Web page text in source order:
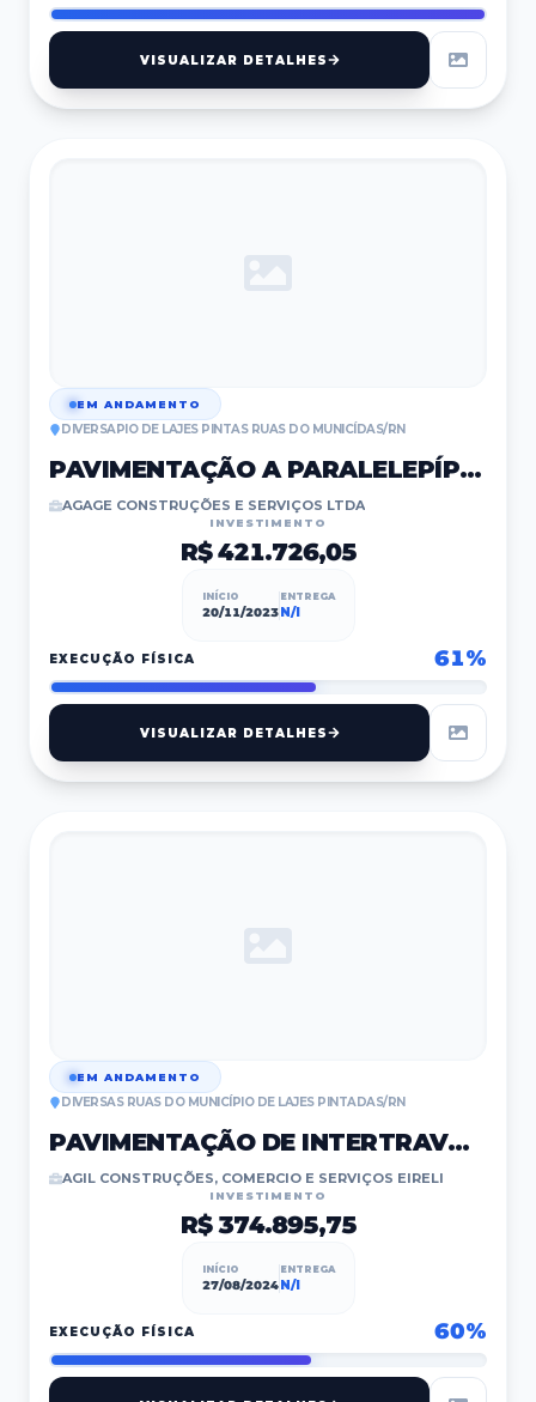
VISUALIZAR DETALHES
EM ANDAMENTO
DIVERSAPIO DE LAJES PINTAS RUAS DO MUNICÍDAS/RN
PAVIMENTAÇÃO A PARALELEPÍPEDO
AGAGE CONSTRUÇÕES E SERVIÇOS LTDA
INVESTIMENTO
R$ 421.726,05
INÍCIO
20/11/2023
ENTREGA
N/I
EXECUÇÃO FÍSICA 61%
VISUALIZAR DETALHES
EM ANDAMENTO
DIVERSAS RUAS DO MUNICÍPIO DE LAJES PINTADAS/RN
PAVIMENTAÇÃO DE INTERTRAVADO E PARALELEPÍPEDOS
AGIL CONSTRUÇÕES, COMERCIO E SERVIÇOS EIRELI
INVESTIMENTO
R$ 374.895,75
INÍCIO
27/08/2024
ENTREGA
N/I
EXECUÇÃO FÍSICA 60%